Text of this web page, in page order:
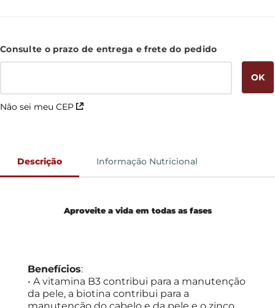
Não sei meu CEP
Descrição Informação Nutricional
Aproveite a vida em todas as fases
Benefícios:
• A vitamina B3 contribui para a manutenção
da pele, a biotina contribui para a
manutenção do cabelo e da pele e o zinco